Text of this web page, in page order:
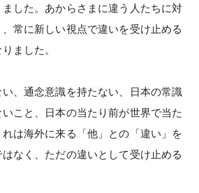
した。あからさまに違う人たちに対
常に新しい視点で違いを受け止める
ました。
、通念意識を持たない、日本の常識
こと、日本の当たり前が世界で当た
は海外に来る「他」との「違い」を
なく、ただの違いとして受け止める